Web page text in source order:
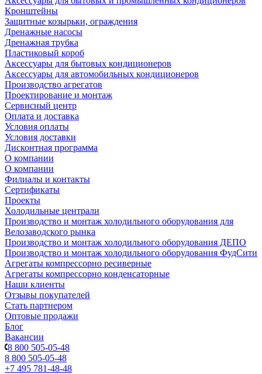
Кронштейны
Защитные козырьки, ограждения
Дренажные насосы
Дренажная трубка
Пластиковый короб
Аксессуары для бытовых кондиционеров
Аксессуары для автомобильных кондиционеров
Производство агрегатов
Проектирование и монтаж
Сервисный центр
Оплата и доставка
Условия оплаты
Условия доставки
Дисконтная программа
О компании
О компании
Филиалы и контакты
Сертификаты
Проекты
Холодильные централи
Производство и монтаж холодильного оборудования для
Велозаводского рынка
Производство и монтаж холодильного оборудования ДЕПО
Производство и монтаж холодильного оборудования ФудСити
Агрегаты компрессорно ресиверные
Агрегаты компрессорно конденсаторные
Наши клиенты
Отзывы покупателей
Стать партнером
Оптовые продажи
Блог
Вакансии
8 800 505-05-48
8 800 505-05-48
+7 495 781-48-48